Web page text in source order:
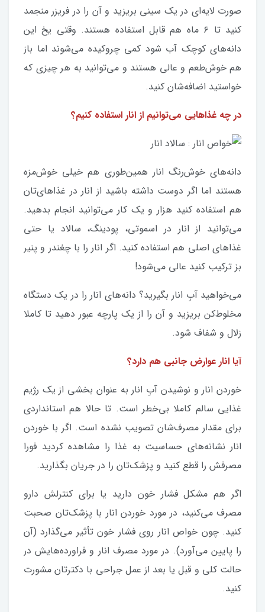
صورت لایه‌ای در یک سینی بریزید و آن را در فریزر منجمد
کنید تا ۶ ماه هم قابل استفاده هستند. وقتی یخ‌ این
دانه‌های کوچک آب شود کمی چروکیده می‌شوند اما باز
هم خوش‌طعم و عالی هستند و می‌توانید به هر چیزی که
خواستید اضافه‌شان کنید.
در چه غذاهایی می‌توانیم از انار استفاده کنیم؟
دانه‌های خوش‌رنگ انار همین‌طوری هم خیلی خوش‌مزه
هستند اما اگر دوست داشته باشید از انار در غذاهای‌تان
هم استفاده کنید هزار و یک کار می‌توانید انجام بدهید.
می‌توانید از انار در اسموتی، پودینگ، سالاد یا حتی
غذاهای اصلی هم استفاده کنید. اگر انار را با چغندر و پنیر
بز ترکیب کنید عالی می‌شود!
می‌خواهید آب‌ِ انار بگیرید؟ دانه‌های انار را در یک دستگاه
مخلوط‌کن بریزید و آن را از یک پارچه عبور دهید تا کاملا
زلال و شفاف شود.
آیا انار عوارض جانبی هم دارد؟
خوردن انار و نوشیدن آب‌ِ انار به عنوان بخشی از یک رژیم
غذایی سالم کاملا بی‌خطر است. تا حالا هم استانداردی
برای مقدار مصرف‌شان تصویب نشده است. اگر با خوردن
انار نشانه‌های حساسیت به غذا را مشاهده کردید فورا
مصرفش را قطع کنید و پزشک‌تان را در جریان بگذارید.
اگر هم مشکل فشار خون دارید یا برای کنترلش دارو
مصرف می‌کنید، در مورد خوردن انار با پزشک‌تان صحبت
کنید. چون خواص انار روی فشار خون تأثیر می‌گذارد (آن
را پایین می‌آورد). در مورد مصرف انار و فراورده‌هایش در
حالت کلی و قبل یا بعد از عمل جراحی با دکترتان مشورت
کنید.